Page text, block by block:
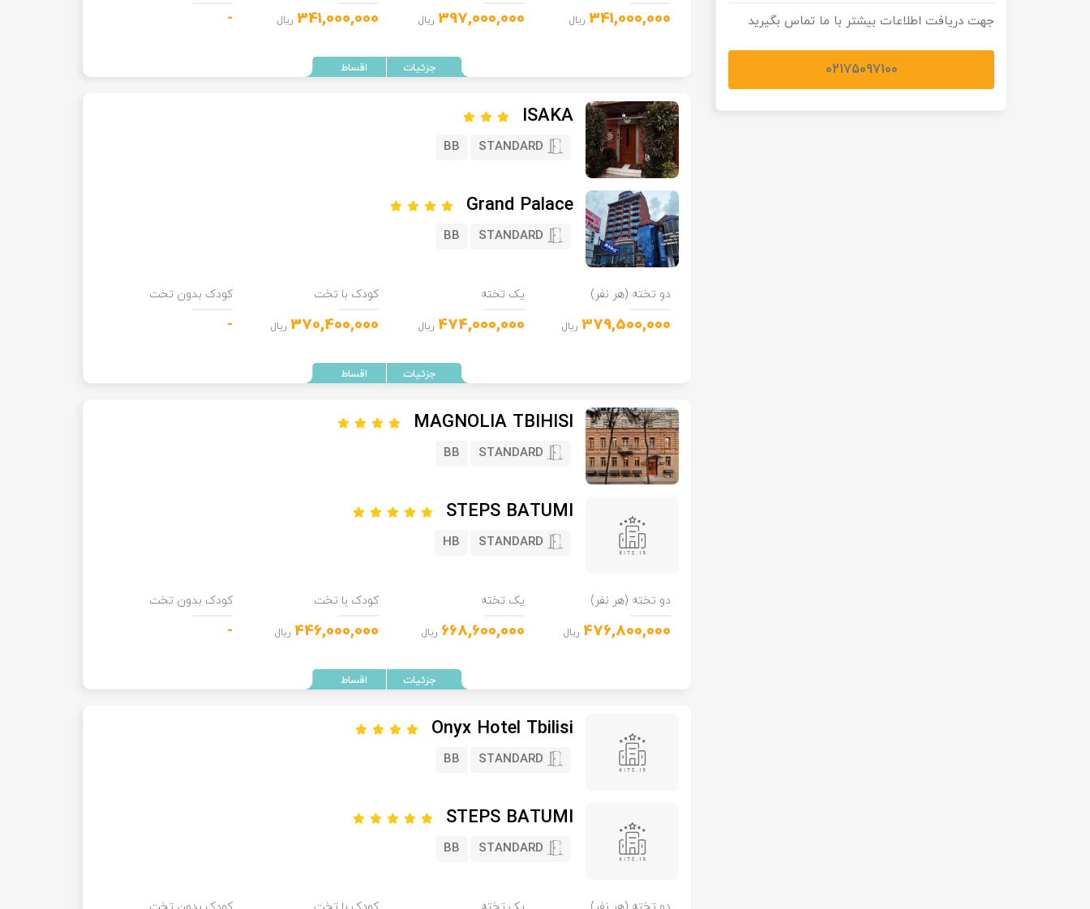
جهت دریافت اطلاعات بیشتر با ما تماس بگیرید
02175097100
341,000,000 ریال 397,000,000 ریال 341,000,000 ریال -
ISAKA
STANDARD
BB
Grand Palace
STANDARD
BB
دو تخته (هر نفر) یک تخته کودک با تخت کودک بدون تخت
379,500,000 ریال 474,000,000 ریال 370,400,000 ریال -
MAGNOLIA TBIHISI
STANDARD
BB
STEPS BATUMI
STANDARD
HB
دو تخته (هر نفر) یک تخته کودک با تخت کودک بدون تخت
476,800,000 ریال 668,600,000 ریال 446,000,000 ریال -
Onyx Hotel Tbilisi
STANDARD
BB
STEPS BATUMI
STANDARD
BB
تور مرداب هسل